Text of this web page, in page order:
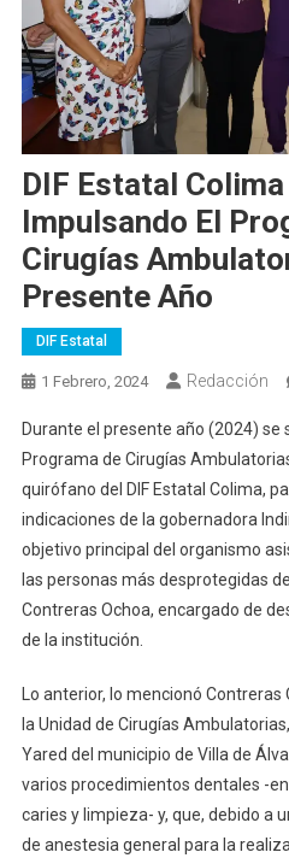
DIF Estatal
Impulsando El
Cirugías
Presente Año
DIF Estatal
1 Febrero, 2024 Redacción
Durante el presente año (2024) se
Programa de Cirugías
quirófano del DIF Estatal Colima,
indicaciones de la gobernadora
objetivo principal del organismo
las personas más desprotegidas
Contreras Ochoa, encargado de
de la institución.
Lo anterior, lo mencionó
la Unidad de Cirugías
Yared del municipio de Villa de
varios procedimientos dentales -
caries y limpieza- y, que, debido a
de anestesia general para la